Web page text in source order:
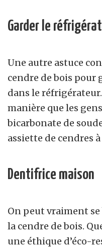
Garder le
Une autre astuce
cendre de bois pour
dans le
manière que les
bicarbonate de
assiette de cendres
Dentifrice maison
On peut vraiment se
la cendre de bois.
une éthique d’éco-